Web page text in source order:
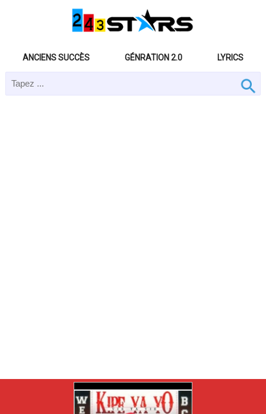
ANCIENS SUCCÈS GÉNRATION 2.0 LYRICS